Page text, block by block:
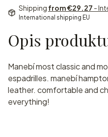
Shipping from €29.27 -
International shipping EU
Opis
Manebí most classic and
espadrilles. manebí
leather. comfortable and
everything!